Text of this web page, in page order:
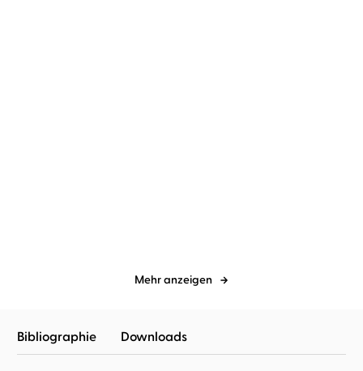
Mehr anzeigen
Bibliographie Downloads